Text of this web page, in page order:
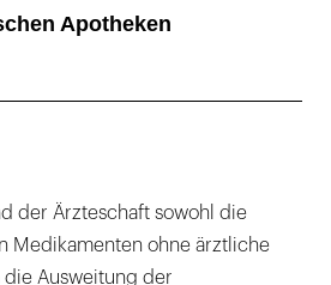
Apotheken
der Ärzteschaft sowohl die
Medikamenten ohne ärztliche
Ausweitung der